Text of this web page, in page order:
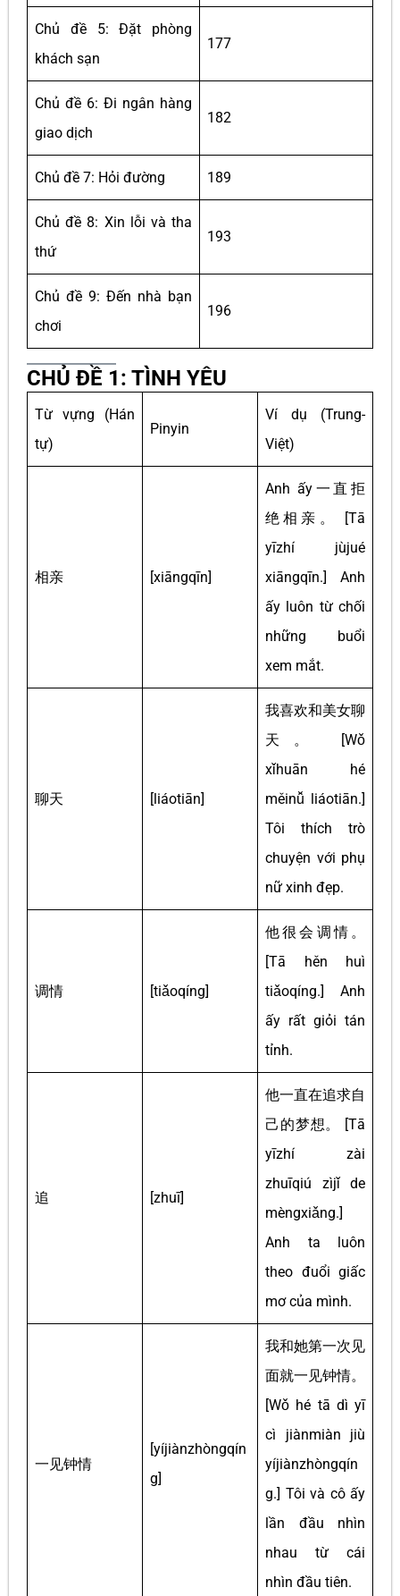
Chủ đề 5: Đặt phòng
khách sạn
177
Chủ đề 6: Đi ngân hàng
giao dịch
182
Chủ đề 7: Hỏi đường 189
Chủ đề 8: Xin lỗi và tha
thứ
193
Chủ đề 9: Đến nhà bạn
chơi
196
CHỦ ĐỀ 1: TÌNH YÊU
Từ vựng (Hán
tự)
Pinyin
Ví dụ (Trung-
Việt)
相亲 [xiāngqīn]
Anh ấy一直拒
绝相亲。 [Tā
yīzhí jùjué
xiāngqīn.] Anh
ấy luôn từ chối
những buổi
xem mắt.
聊天 [liáotiān]
我喜欢和美女聊
天。 [Wǒ
xǐhuān hé
měinǚ liáotiān.]
Tôi thích trò
chuyện với phụ
nữ xinh đẹp.
调情 [tiǎoqíng]
他很会调情。
[Tā hěn huì
tiǎoqíng.] Anh
ấy rất giỏi tán
tỉnh.
追 [zhuī]
他一直在追求自
己的梦想。 [Tā
yīzhí zài
zhuīqiú zìjǐ de
mèngxiǎng.]
Anh ta luôn
theo đuổi giấc
mơ của mình.
一见钟情
[yíjiànzhòngqín
g]
我和她第一次见
面就一见钟情。
[Wǒ hé tā dì yī
cì jiànmiàn jiù
yíjiànzhòngqín
g.] Tôi và cô ấy
lần đầu nhìn
nhau từ cái
nhìn đầu tiên.